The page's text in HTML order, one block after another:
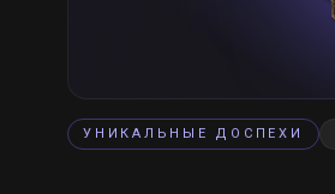
УНИКАЛЬНЫЕ ДОСПЕХИ